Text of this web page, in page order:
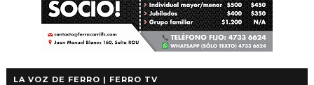
LA VOZ DE FERRO | FERRO TV